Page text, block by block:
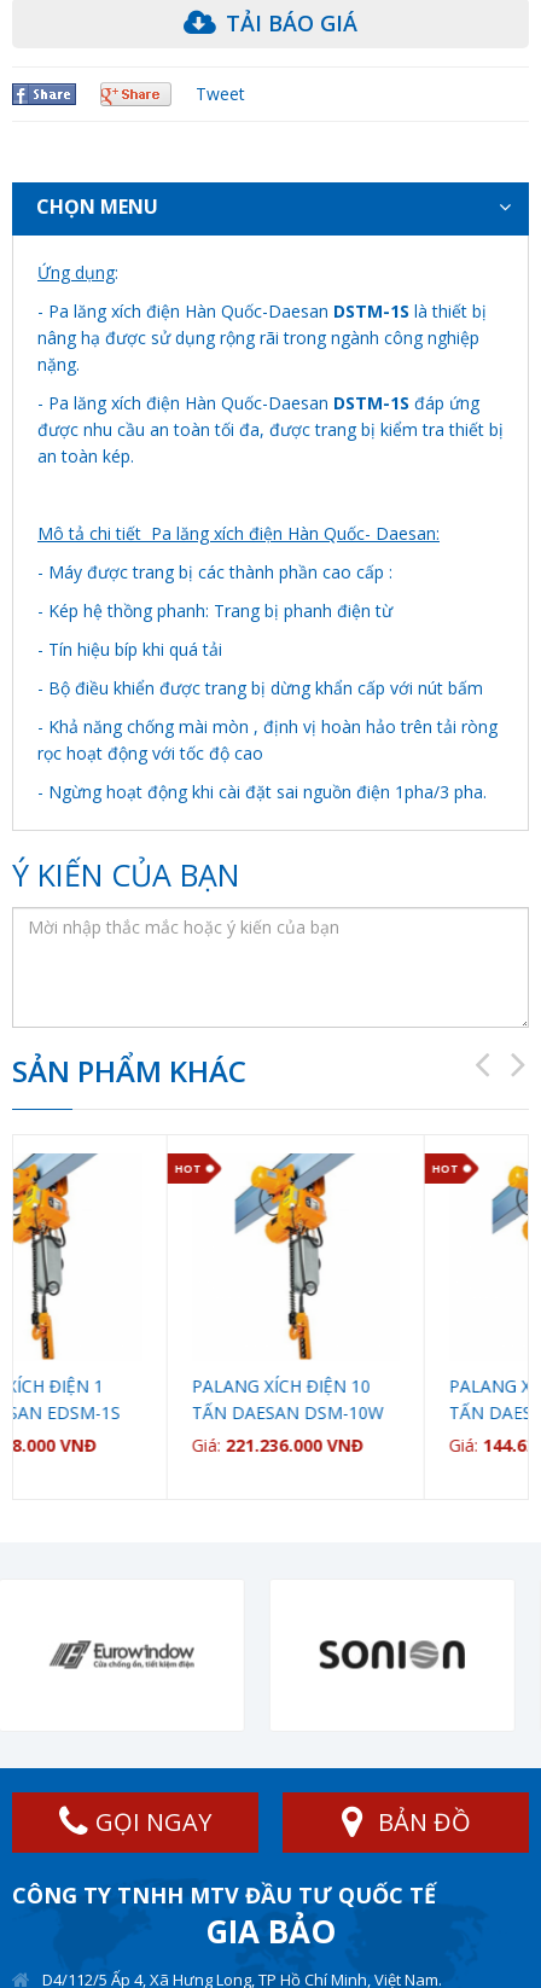
TẢI BÁO GIÁ
Tweet
CHỌN MENU
Ứng dụng:
- Pa lăng xích điện Hàn Quốc-Daesan DSTM-1S là thiết bị
nâng hạ được sử dụng rộng rãi trong ngành công nghiệp
nặng.
- Pa lăng xích điện Hàn Quốc-Daesan DSTM-1S đáp ứng
được nhu cầu an toàn tối đa, được trang bị kiểm tra thiết bị
an toàn kép.
Mô tả chi tiết Pa lăng xích điện Hàn Quốc- Daesan:
- Máy được trang bị các thành phần cao cấp :
- Kép hệ thồng phanh: Trang bị phanh điện từ
- Tín hiệu bíp khi quá tải
- Bộ điều khiển được trang bị dừng khẩn cấp với nút bấm
- Khả năng chống mài mòn , định vị hoàn hảo trên tải ròng
rọc hoạt động với tốc độ cao
- Ngừng hoạt động khi cài đặt sai nguồn điện 1pha/3 pha.
Ý KIẾN CỦA BẠN
SẢN PHẨM KHÁC
1
1S
PALANG XÍCH ĐIỆN 10
TẤN DAESAN DSM-10W
221.236.000 VNĐ
PALANG XÍCH ĐIỆN
TẤN DAESAN DSM-
144.628.000 VNĐ
GỌI NGAY BẢN ĐỒ
CÔNG TY TNHH MTV ĐẦU TƯ QUỐC TẾ
GIA BẢO
D4/112/5 Ấp 4, Xã Hưng Long, TP Hồ Chí Minh, Việt Nam.